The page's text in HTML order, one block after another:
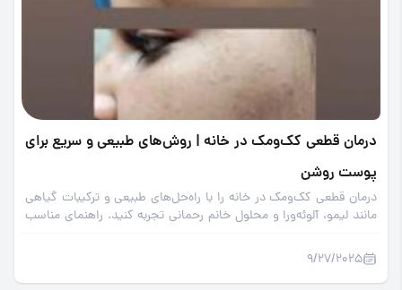
درمان قطعی کک‌ومک در خانه | روش‌های طبیعی و سریع برای
پوست روشن
درمان قطعی کک‌ومک در خانه را با راه‌حل‌های طبیعی و ترکیبات گیاهی
مانند لیمو، آلوئه‌ورا و محلول خانم رحمانی تجربه کنید. راهنمای مناسب
9/27/2025